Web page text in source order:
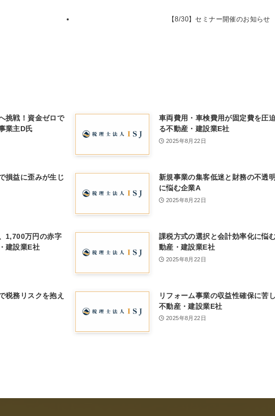
【8/30】セミナー開催のお知らせ
挑戦！資金ゼロで
業主D氏
車両費用・車検費用が固定費を圧
る不動産・建設業E社
2025年8月22日
損益に歪みが生じ
新規事業の集客低迷と財務の不透
に悩む企業A
2025年8月22日
1,700万円の赤字
建設業E社
課税方式の選択と会計効率化に悩
動産・建設業E社
2025年8月22日
税務リスクを抱え
リフォーム事業の収益性確保に苦
不動産・建設業E社
2025年8月22日